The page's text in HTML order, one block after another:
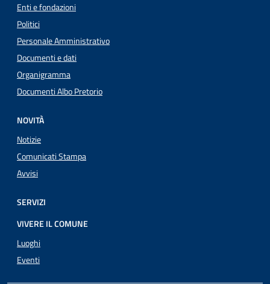
Enti e fondazioni
Politici
Personale Amministrativo
Documenti e dati
Organigramma
Documenti Albo Pretorio
NOVITÀ
Notizie
Comunicati Stampa
Avvisi
SERVIZI
VIVERE IL COMUNE
Luoghi
Eventi